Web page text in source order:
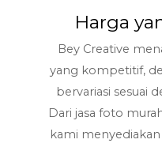
Harga
Bey Creative
yang kompetitif,
bervariasi sesuai
Dari jasa foto
kami